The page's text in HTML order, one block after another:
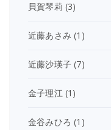
貝賀琴莉 (3)
近藤あさみ (1)
近藤沙瑛子 (7)
金子理江(1)
金谷みひろ (1)